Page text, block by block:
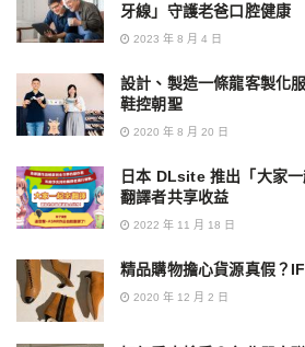
牙線」守護老爸口腔健康
2023 年 8 月 4 日
設計、製造一條龍客製
鞋控朝聖
2020 年 8 月 20 日
日本 DLsite 推出「大家
翻譯者共享收益
2022 年 11 月 18 日
精品購物擔心貨源真假？
2020 年 12 月 2 日